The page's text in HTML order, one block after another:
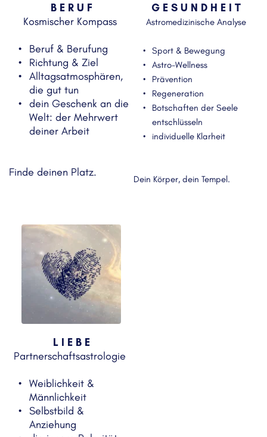
B E R U F
Kosmischer Kompass
Beruf & Berufung
Richtung & Ziel
Alltagsatmosphären,
die gut tun
dein Geschenk an die
Welt: der Mehrwert
deiner Arbeit
Finde deinen Platz.
G E S U N D H E I T
Astromedizinische Analyse
Sport & Bewegung
Astro-Wellness
Prävention
Regeneration
Botschaften der Seele
entschlüsseln
individuelle Klarheit
Dein Körper, dein Tempel.
L I E B E
Partnerschaftsastrologie
Weiblichkeit &
Männlichkeit
Selbstbild &
Anziehung